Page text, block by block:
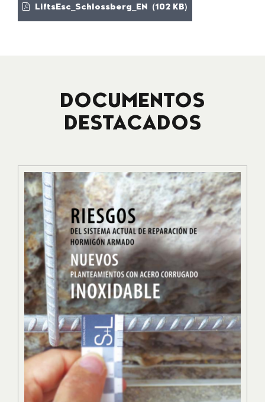
LiftsEsc_Schlossberg_EN (102 KB)
DOCUMENTOS
DESTACADOS